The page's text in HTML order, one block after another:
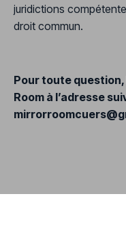
juridictions
droit commun.
Pour toute
Room à l’adresse